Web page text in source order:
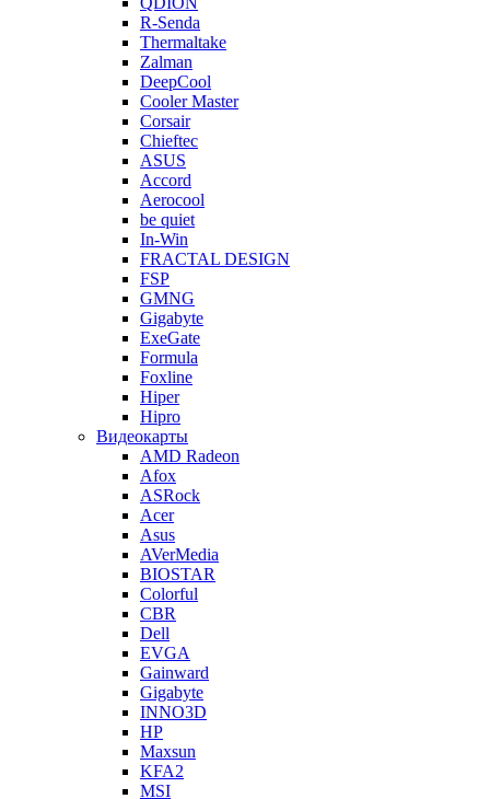
R-Senda
Thermaltake
Zalman
DeepCool
Cooler Master
Corsair
Chieftec
ASUS
Accord
Aerocool
be quiet
In-Win
FRACTAL DESIGN
FSP
GMNG
Gigabyte
ExeGate
Formula
Foxline
Hiper
Hipro
Видеокарты
AMD Radeon
Afox
ASRock
Acer
Asus
AVerMedia
BIOSTAR
Colorful
CBR
Dell
EVGA
Gainward
Gigabyte
INNO3D
HP
Maxsun
KFA2
MSI